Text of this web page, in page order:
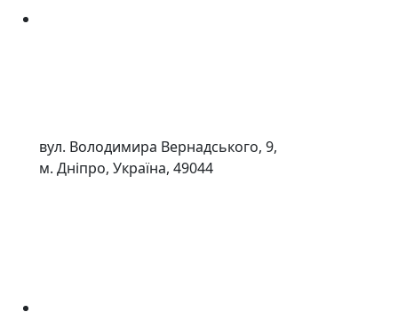
вул. Володимира Вернадського, 9,
м. Дніпро, Україна, 49044